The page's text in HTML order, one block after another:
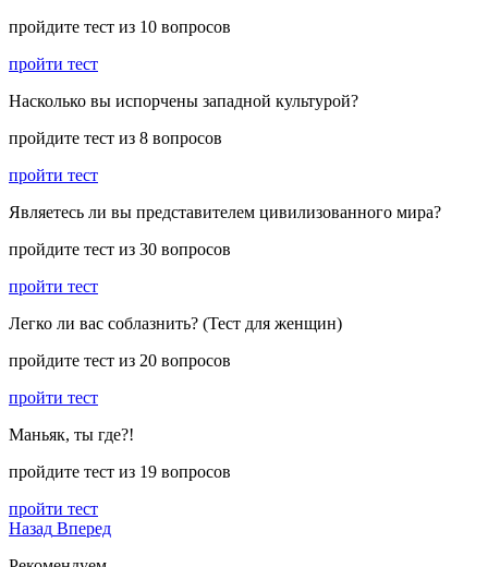
пройдите тест из 10 вопросов
пройти тест
Насколько вы испорчены западной культурой?
пройдите тест из 8 вопросов
пройти тест
Являетесь ли вы представителем цивилизованного мира?
пройдите тест из 30 вопросов
пройти тест
Легко ли вас соблазнить? (Тест для женщин)
пройдите тест из 20 вопросов
пройти тест
Маньяк, ты где?!
пройдите тест из 19 вопросов
пройти тест
Назад Вперед